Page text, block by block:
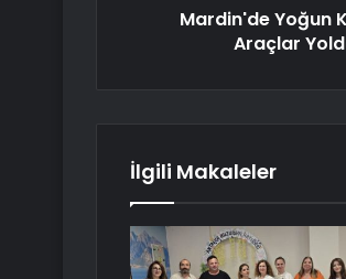
Mardin'de Yoğun
Araçlar
İlgili Makaleler